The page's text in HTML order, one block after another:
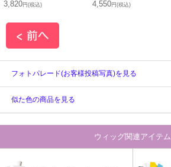
3,820円(税込) 4,550円(税込)
フォトパレード(お客様投稿写真)を見る
似た色の商品を見る
ウィッグ関連アイテム